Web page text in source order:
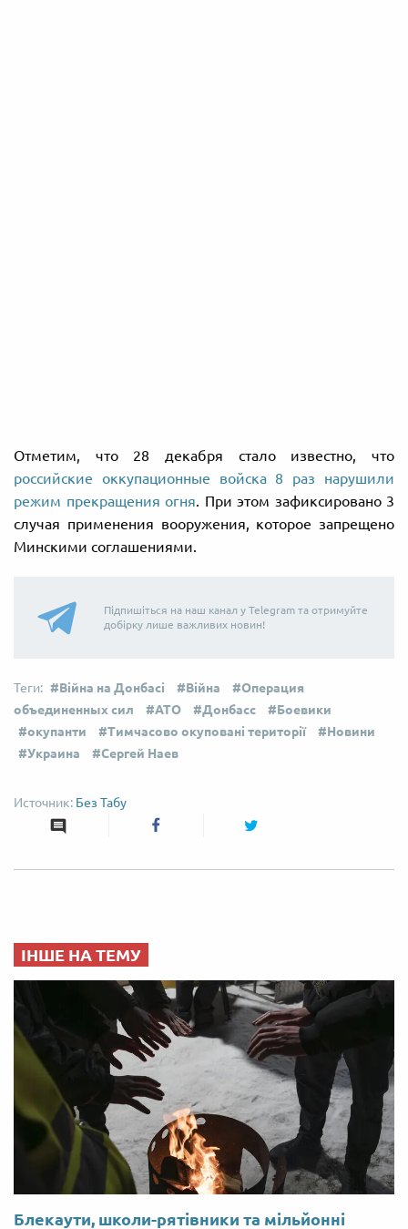
Отметим, что 28 декабря стало известно, что
российские оккупационные войска 8 раз нарушили
режим прекращения огня. При этом зафиксировано 3
случая применения вооружения, которое запрещено
Минскими соглашениями.
Підпишіться на наш канал у Telegram та отримуйте
добірку лише важливих новин!
Війна на Донбасі Війна
Операция
объединенных сил
АТО Донбасс
Боевики
окупанти
Тимчасово окуповані території
Новини
Украина
Сергей Наев
Без Табу
ІНШЕ НА ТЕМУ
Блекаути, школи-рятівники та мільйонні